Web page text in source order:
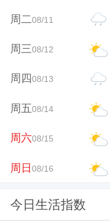
周二08/11
周三08/12
周四08/13
周五08/14
周六08/15
周日08/16
今日生活指数